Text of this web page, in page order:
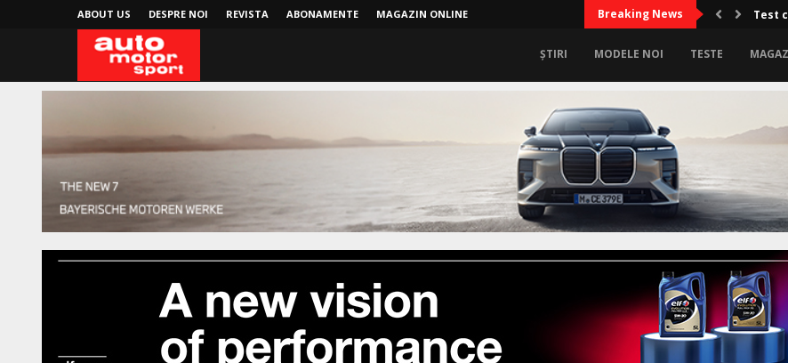
ABOUT US DESPRE NOI REVISTA ABONAMENTE MAGAZIN ONLINE Breaking News Test
ȘTIRI MODELE NOI TESTE